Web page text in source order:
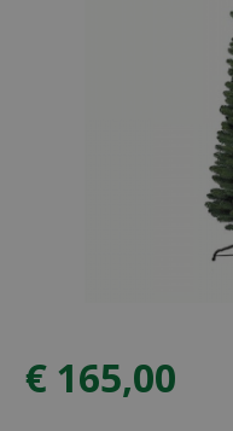
€ 165,00